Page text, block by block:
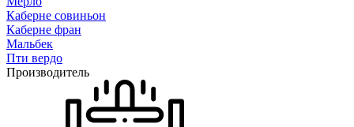
Каберне совиньон
Каберне фран
Мальбек
Пти вердо
Производитель